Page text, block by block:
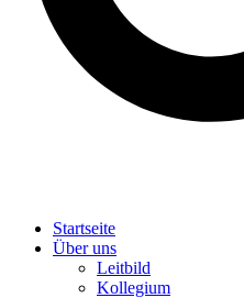
Startseite
Über uns
Leitbild
Kollegium